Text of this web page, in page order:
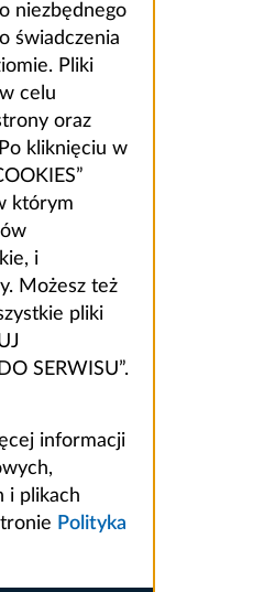
niezbędnego
świadczenia
Pliki
celu
oraz
kliknięciu w
którym
i
Możesz też
pliki
SERWISU”.
informacji
i plikach
Polityka